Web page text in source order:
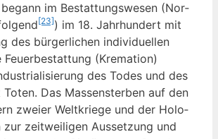
im Bestat­tungs­we­sen (Nor­
[23]) im 18. Jahr­hun­dert mit
des bür­ger­li­chen indi­vi­du­el­len
Feu­er­be­stat­tung (Kre­ma­ti­on)
des Todes und des
Das Mas­sen­ster­ben auf den
zwei­er Welt­krie­ge und der Holo­
zeit­wei­li­gen Aus­set­zung und